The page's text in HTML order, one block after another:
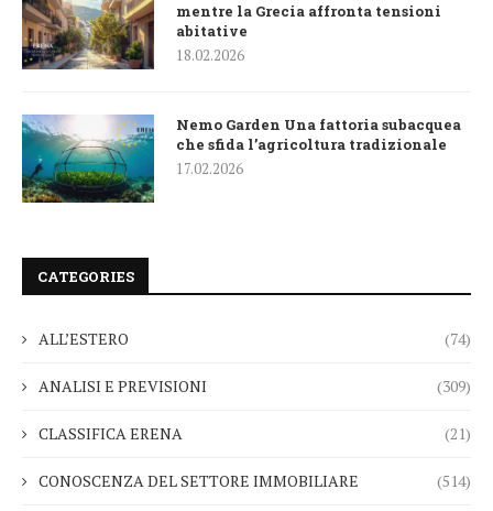
mentre la Grecia affronta tensioni
abitative
18.02.2026
Nemo Garden Una fattoria subacquea
che sfida l’agricoltura tradizionale
17.02.2026
CATEGORIES
ALL’ESTERO (74)
ANALISI E PREVISIONI (309)
CLASSIFICA ERENA (21)
CONOSCENZA DEL SETTORE IMMOBILIARE (514)